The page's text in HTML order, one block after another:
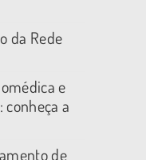
da Rede
e
conheça a
de